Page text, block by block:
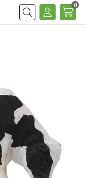
Buscar
0